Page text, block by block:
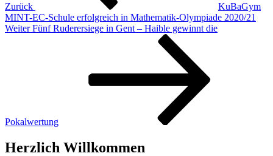
Zurück
KuBaGym
MINT-EC-Schule erfolgreich in Mathematik-Olympiade 2020/21
Nächster
Weiter Fünf Ruderersiege in Gent – Haible gewinnt die
Pokalwertung
Herzlich Willkommen